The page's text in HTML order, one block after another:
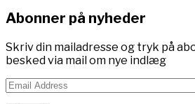
Abonner på nyheder
Skriv din mailadresse og tryk på
besked via mail om nye indlæg
Email
Address